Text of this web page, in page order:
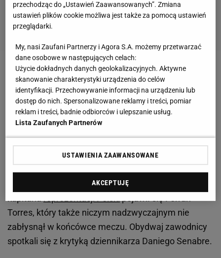
Zobacz wideoMundial zostanie przeniesiony?! Kraj
gospodarza pogrążył się w chaosie
Lewandowski i Ferran w ogniu krytyki
Na Camp Nou w wyjściowej "jedenastce" ujrzeliśmy
Roberta Lewandowskiego. Polak spędził na
murawie 66 minut, w trakcie których oddał zaledwie
jeden strzał na bramkę Matthewa Ryana. W miejsce
kapitanareprezentacji Polskipojawił się Ferran
Torres, który także niczym nadzwyczajnym nie
zabłysnął w końcówce meczu. Obydwaj zawodnicy
spotkali się z krytyką dziennikarza Daniego Senabre.
przechodząc do „Ustawień Zaawansowanych”. Zmiana
ustawień plików cookie możliwa jest także za pomocą ustawień
przeglądarki.
My, nasi Zaufani Partnerzy i Agora S.A. możemy przetwarzać
dane osobowe w następujących celach:
Użycie dokładnych danych geolokalizacyjnych. Aktywne
skanowanie charakterystyki urządzenia do celów
identyfikacji. Przechowywanie informacji na urządzeniu lub
dostęp do nich. Spersonalizowane reklamy i treści, pomiar
reklam i treści, badnie odbiorców i ulepszanie usług.
Lista Zaufanych Partnerów
USTAWIENIA ZAAWANSOWANE
AKCEPTUJĘ